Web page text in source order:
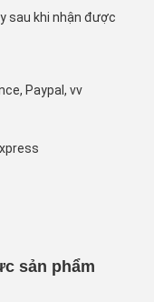
sau khi nhận được
Paypal, vv
sản phẩm